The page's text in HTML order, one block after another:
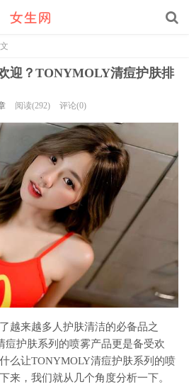
迎？TONYMOLY清痘护肤排
阅读(292) 评论(0)
越来越多人护肤清洁的必备品之
痘护肤系列的喷雾产品更是备受欢
么让TONYMOLY清痘护肤系列的喷
来，我们就从几个角度分析一下。